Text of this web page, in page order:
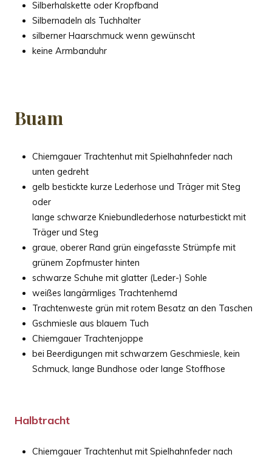
Silberhalskette oder Kropfband
Silbernadeln als Tuchhalter
silberner Haarschmuck wenn gewünscht
keine Armbanduhr
Buam
Chiemgauer Trachtenhut mit Spielhahnfeder nach
unten gedreht
gelb bestickte kurze Lederhose und Träger mit Steg
oder
lange schwarze Kniebundlederhose naturbestickt mit
Träger und Steg
graue, oberer Rand grün eingefasste Strümpfe mit
grünem Zopfmuster hinten
schwarze Schuhe mit glatter (Leder-) Sohle
weißes langärmliges Trachtenhemd
Trachtenweste grün mit rotem Besatz an den Taschen
Gschmiesle aus blauem Tuch
Chiemgauer Trachtenjoppe
bei Beerdigungen mit schwarzem Geschmiesle, kein
Schmuck, lange Bundhose oder lange Stoffhose
Halbtracht
Chiemgauer Trachtenhut mit Spielhahnfeder nach